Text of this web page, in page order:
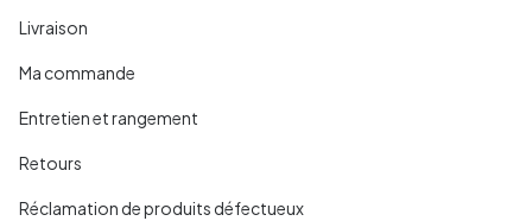
Livraison
Ma commande
Entretien et rangement
Retours
Réclamation de produits défectueux